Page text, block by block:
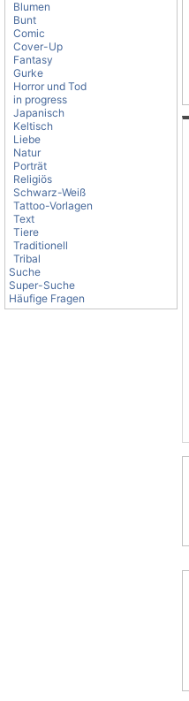
Blumen
Bunt
Comic
Cover-Up
Fantasy
Gurke
Horror und Tod
in progress
Japanisch
Keltisch
Liebe
Natur
Porträt
Religiös
Schwarz-Weiß
Tattoo-Vorlagen
Text
Tiere
Traditionell
Tribal
Suche
Super-Suche
Häufige Fragen